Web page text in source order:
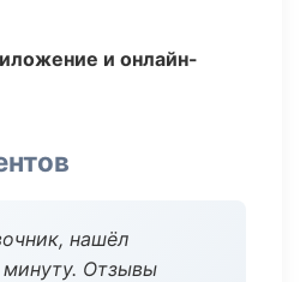
и онлайн-
нашёл
Отзывы